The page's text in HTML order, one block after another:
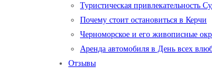
Туристическая привлекательность
Почему стоит остановиться в Керчи
Черноморское и его живописные
Аренда автомобиля в День всех
Отзывы